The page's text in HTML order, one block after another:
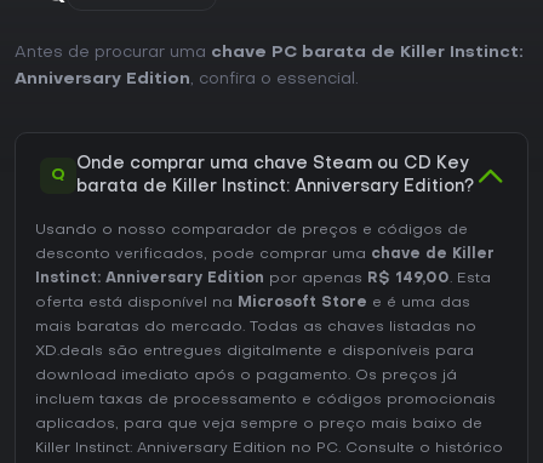
Antes de procurar uma chave PC barata de Killer Instinct:
Anniversary Edition, confira o essencial.
Q
Onde comprar uma chave Steam ou CD Key
barata de Killer Instinct: Anniversary Edition?
Usando o nosso comparador de preços e códigos de
desconto verificados, pode comprar uma chave de Killer
Instinct: Anniversary Edition por apenas R$ 149,00. Esta
oferta está disponível na Microsoft Store e é uma das
mais baratas do mercado. Todas as chaves listadas no
XD.deals são entregues digitalmente e disponíveis para
download imediato após o pagamento. Os preços já
incluem taxas de processamento e códigos promocionais
aplicados, para que veja sempre o preço mais baixo de
Killer Instinct: Anniversary Edition no PC. Consulte o histórico